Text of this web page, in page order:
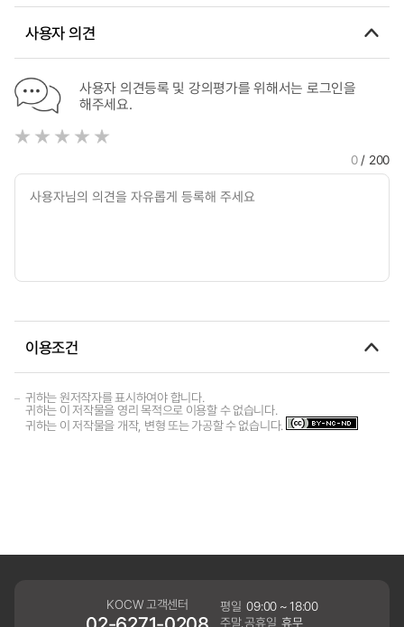
students
사용자 의견
사용자 의견등록 및 강의평가를 위해서는 로그인을
해주세요.
0/ 200
이용조건
귀하는 원저작자를 표시하여야 합니다.
귀하는 이 저작물을 영리 목적으로 이용할 수 없습니다.
귀하는 이 저작물을 개작, 변형 또는 가공할 수 없습니다.
KOCW 고객센터 평일 09:00 ~ 18:00
주말,공휴일 휴무